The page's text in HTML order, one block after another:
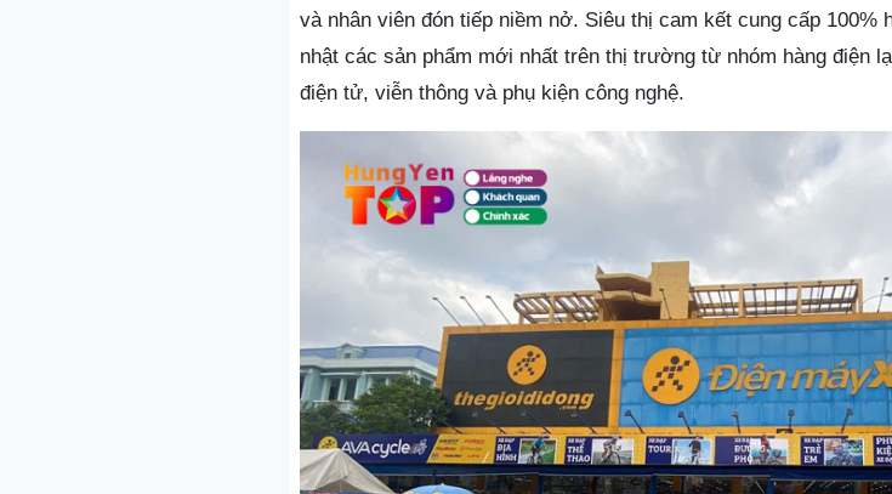
và nhân viên đón tiếp niềm nở. Siêu thị cam kết cung cấp 100%
nhật các sản phẩm mới nhất trên thị trường từ nhóm hàng điện
điện tử, viễn thông và phụ kiện công nghệ.